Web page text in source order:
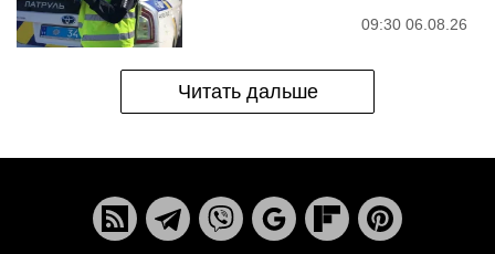
09:30 06.08.26
Читать дальше